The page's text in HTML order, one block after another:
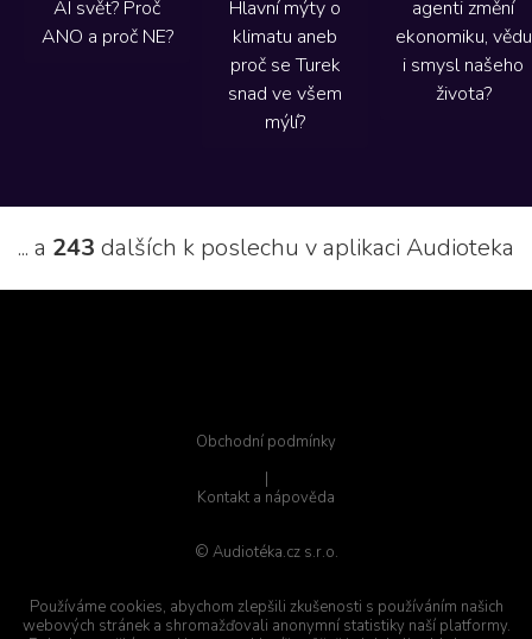
AI svět? Proč
ANO a proč NE?
Hlavní mýty o
klimatu aneb
proč se Turek
snad ve všem
mýlí?
agenti změní
ekonomiku, vědu
i smysl našeho
života?
... a 243 dalších k poslechu v aplikaci Audioteka
Obchodní podmínky
|
Kontakt a nápověda
© Audiotéka.cz s.r.o.
Používáme cookies, abychom zlepšili zkušenosti s používáním našich
webových stránek a shromažďovali anonymní statistiky naší platformy.